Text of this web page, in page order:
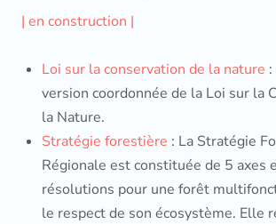
| en construction |
Loi sur la conservation de la nature
version coordonnée de la Loi sur la
la Nature.
Stratégie forestière : La Stratégie
Régionale est constituée de 5 axes
résolutions pour une forêt
le respect de son écosystème. Elle